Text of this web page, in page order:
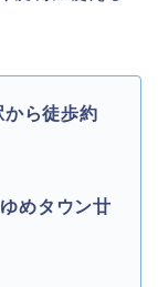
ら徒歩約
めタウン廿